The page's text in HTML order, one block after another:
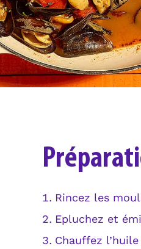
Rincez les
Epluchez et
Chauffez